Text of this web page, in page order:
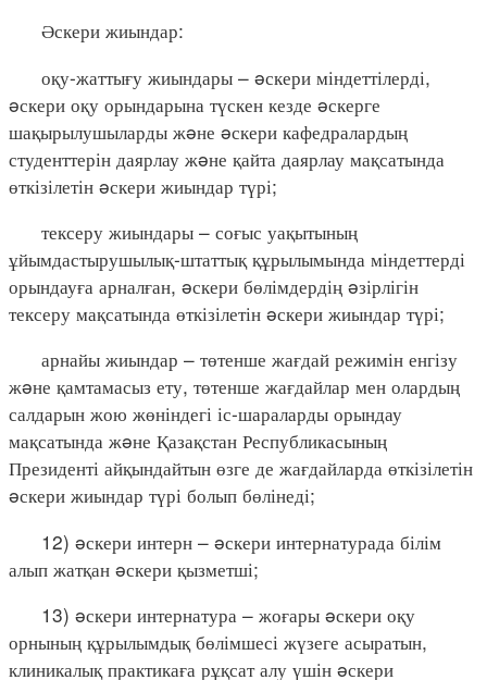
Əскери жиындар:
оқу-жаттығу жиындары – əскери міндеттілерді,
əскери оқу орындарына түскен кезде əскерге
шақырылушыларды жəне əскери кафедралардың
студенттерін даярлау жəне қайта даярлау мақсатында
өткізілетін əскери жиындар түрі;
тексеру жиындары – соғыс уақытының
ұйымдастырушылық-штаттық құрылымында міндеттерді
орындауға арналған, əскери бөлімдердің əзірлігін
тексеру мақсатында өткізілетін əскери жиындар түрі;
арнайы жиындар – төтенше жағдай режимін енгізу
жəне қамтамасыз ету, төтенше жағдайлар мен олардың
салдарын жою жөніндегі іс-шараларды орындау
мақсатында жəне Қазақстан Республикасының
Президенті айқындайтын өзге де жағдайларда өткізілетін
əскери жиындар түрі болып бөлінеді;
12) əскери интерн – əскери интернатурада білім
алып жатқан əскери қызметші;
13) əскери интернатура – жоғары əскери оқу
орнының құрылымдық бөлімшесі жүзеге асыратын,
клиникалық практикаға рұқсат алу үшін əскери